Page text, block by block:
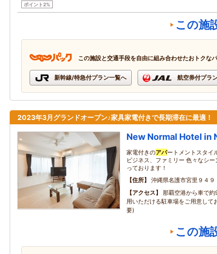
ポイント2%
この施
この施設と交通手段を自由に組み合わせたおトクな
新幹線/特急付プラン一覧へ 航空券付プラ
2023年3月グランドオープン♪家具家電付きで長期滞在に最適！
New Normal Hotel in
家電付きのアパートメントスタイ
ビジネス、ファミリー 色々なシ
っております！
住所
沖縄県名護市宮里９４９
アクセス
那覇空港から車で
用いただける駐車場をご用意して
要)
この施